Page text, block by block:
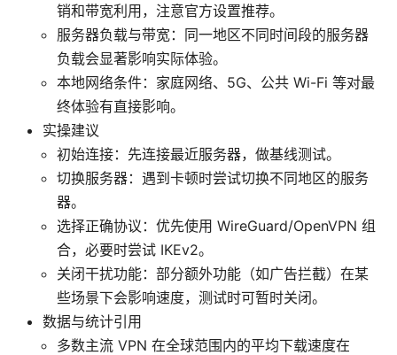
销和带宽利用，注意官方设置推荐。
服务器负载与带宽：同一地区不同时间段的服务器
负载会显著影响实际体验。
本地网络条件：家庭网络、5G、公共 Wi-Fi 等对最
终体验有直接影响。
实操建议
初始连接：先连接最近服务器，做基线测试。
切换服务器：遇到卡顿时尝试切换不同地区的服务
器。
选择正确协议：优先使用 WireGuard/OpenVPN 组
合，必要时尝试 IKEv2。
关闭干扰功能：部分额外功能（如广告拦截）在某
些场景下会影响速度，测试时可暂时关闭。
数据与统计引用
多数主流 VPN 在全球范围内的平均下载速度在